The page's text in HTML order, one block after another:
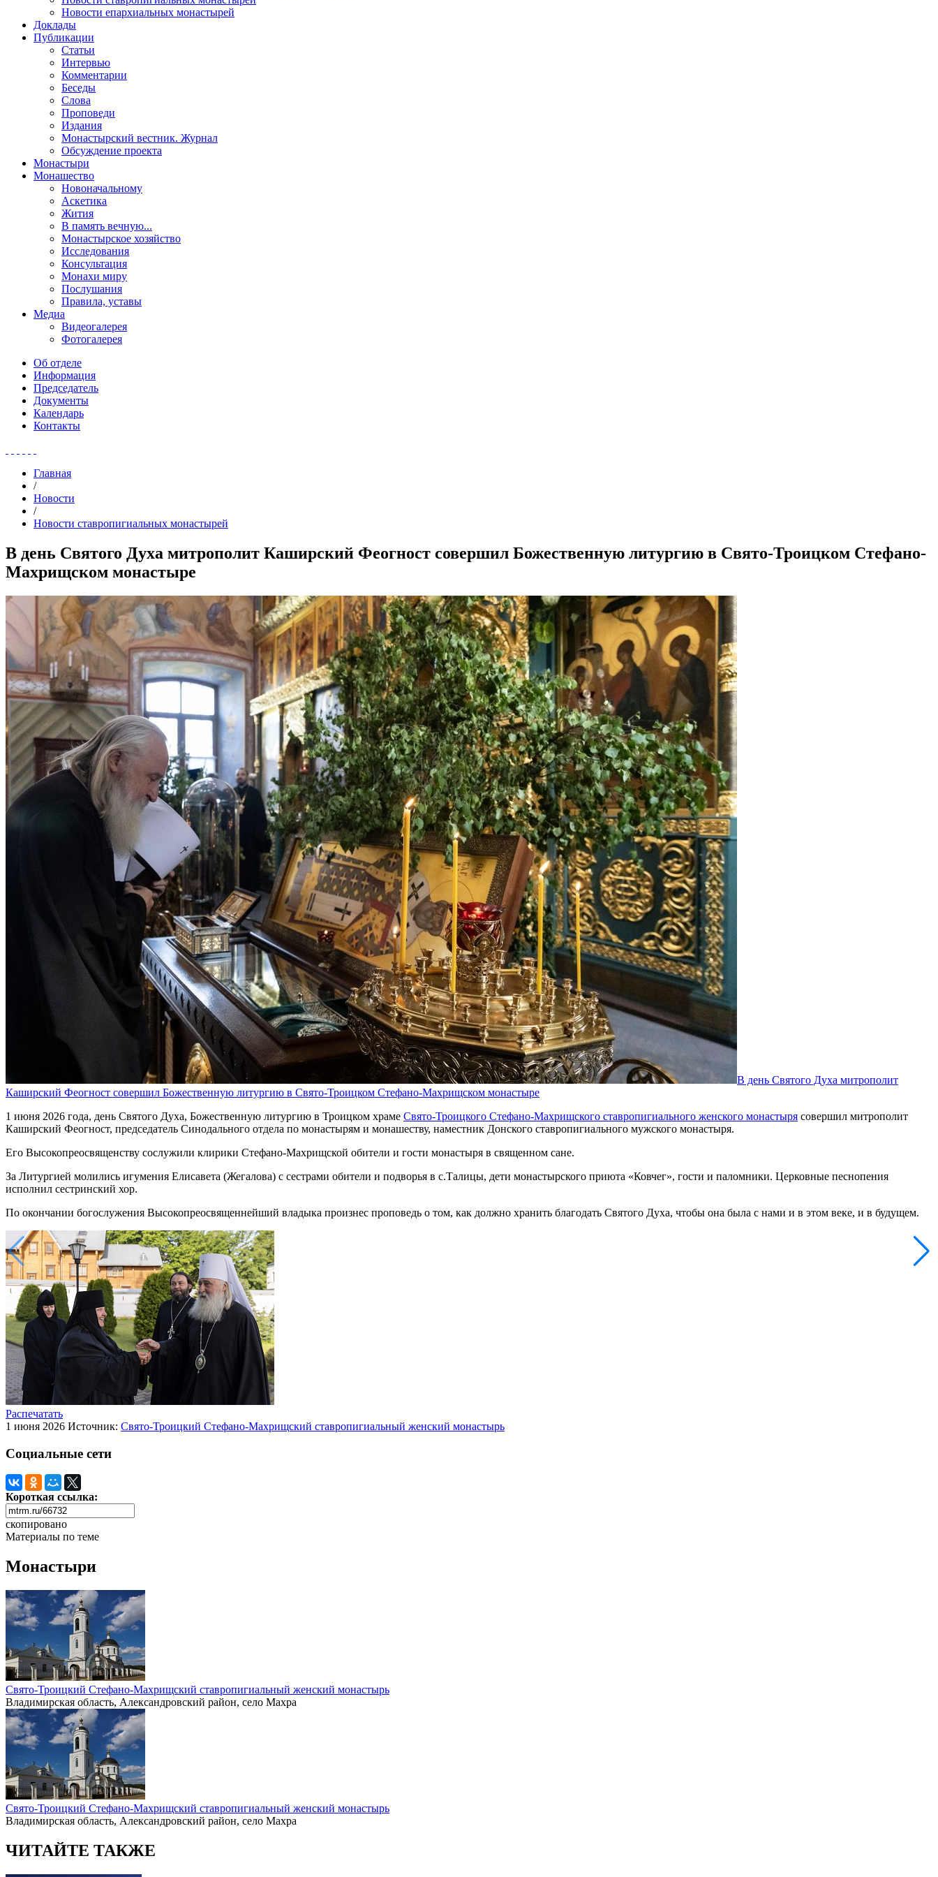
Новости епархиальных монастырей
Доклады
Публикации
Статьи
Интервью
Комментарии
Беседы
Слова
Проповеди
Издания
Монастырский вестник. Журнал
Обсуждение проекта
Монастыри
Монашество
Новоначальному
Аскетика
Жития
В память вечную...
Монастырское хозяйство
Исследования
Консультация
Монахи миру
Послушания
Правила, уставы
Медиа
Видеогалерея
Фотогалерея
Об отделе
Информация
Председатель
Документы
Календарь
Контакты
Главная
/
Новости
/
Новости ставропигиальных монастырей
В день Святого Духа митрополит Каширский Феогност совершил Божественную литургию в Свято-Троицком Стефано-
Махрищском монастыре
В день Святого Духа митрополит
Каширский Феогност совершил Божественную литургию в Свято-Троицком Стефано-Махрищском монастыре
1 июня 2026 года, день Святого Духа, Божественную литургию в Троицком храме Свято-Троицкого Стефано-Махрищского ставропигиального женского монастыря совершил митрополит
Каширский Феогност, председатель Синодального отдела по монастырям и монашеству, наместник Донского ставропигиального мужского монастыря.
Его Высокопреосвященству сослужили клирики Стефано-Махрищской обители и гости монастыря в священном сане.
За Литургией молились игумения Елисавета (Жегалова) с сестрами обители и подворья в с.Талицы, дети монастырского приюта «Ковчег», гости и паломники. Церковные песнопения
исполнил сестринский хор.
По окончании богослужения Высокопреосвященнейший владыка произнес проповедь о том, как должно хранить благодать Святого Духа, чтобы она была с нами и в этом веке, и в будущем.
Распечатать
1 июня 2026 Источник: Свято-Троицкий Стефано-Махрищский ставропигиальный женский монастырь
Социальные сети
Короткая ссылка:
скопировано
Материалы по теме
Монастыри
Свято-Троицкий Стефано-Махрищский ставропигиальный женский монастырь
Владимирская область, Александровский район, село Махра
Свято-Троицкий Стефано-Махрищский ставропигиальный женский монастырь
Владимирская область, Александровский район, село Махра
ЧИТАЙТЕ ТАКЖЕ